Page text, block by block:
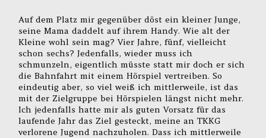
Auf dem Platz mir gegenüber döst ein kleiner Junge,
seine Mama daddelt auf ihrem Handy. Wie alt der
Kleine wohl sein mag? Vier Jahre, fünf, vielleicht
schon sechs? Jedenfalls, wieder muss ich
schmunzeln, eigentlich müsste statt mir doch er sich
die Bahnfahrt mit einem Hörspiel vertreiben. So
eindeutig aber, so viel weiß ich mittlerweile, ist das
mit der Zielgruppe bei Hörspielen längst nicht mehr.
Ich jedenfalls hatte mir als guten Vorsatz für das
laufende Jahr das Ziel gesteckt, meine an TKKG
verlorene Jugend nachzuholen. Dass ich mittlerweile